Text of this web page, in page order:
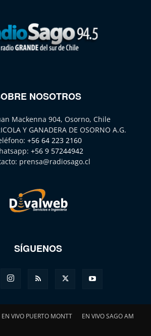
NOSOTROS
Mackenna 904, Osorno, Chile
Y GANADERA DE OSORNO A.G.
+56 64 223 2160
+56 9 57244942
prensa@radiosago.cl
SÍGUENOS
EN VIVO PUERTO MONTT EN VIVO SAGO AM